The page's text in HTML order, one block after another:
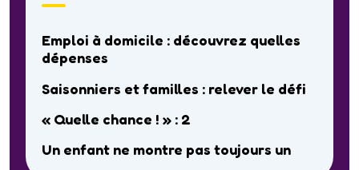
Emploi à domicile : découvrez quelles
dépenses
Saisonniers et familles : relever le défi
« Quelle chance ! » : 2
Un enfant ne montre pas toujours un